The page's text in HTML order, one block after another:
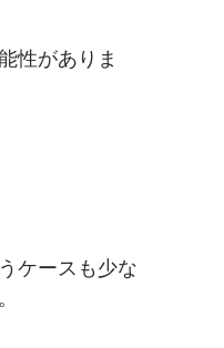
性がありま
ケースも少な